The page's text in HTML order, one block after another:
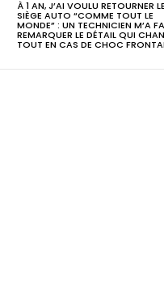
À 1 AN, J’AI VOULU RETOURNER
SIÈGE AUTO “COMME TOUT LE
MONDE” : UN TECHNICIEN M’A
REMARQUER LE DÉTAIL QUI
TOUT EN CAS DE CHOC